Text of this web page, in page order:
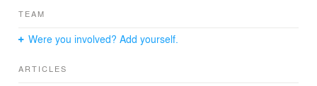
TEAM
Were you involved? Add yourself.
ARTICLES